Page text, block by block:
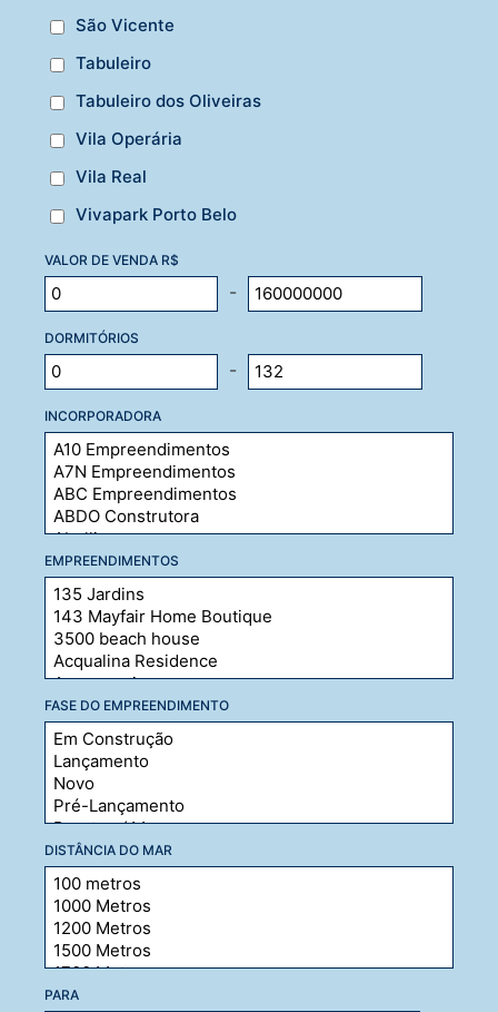
São Vicente
Tabuleiro
Tabuleiro dos Oliveiras
Vila Operária
Vila Real
Vivapark Porto Belo
VALOR DE VENDA R$
-
DORMITÓRIOS
-
INCORPORADORA
EMPREENDIMENTOS
FASE DO EMPREENDIMENTO
DISTÂNCIA DO MAR
PARA